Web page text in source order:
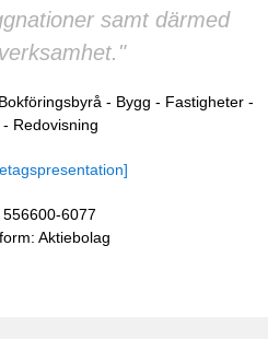
samt därmed
Bokföringsbyrå - Bygg - Fastigheter-
- Redovisning
6077
Aktiebolag